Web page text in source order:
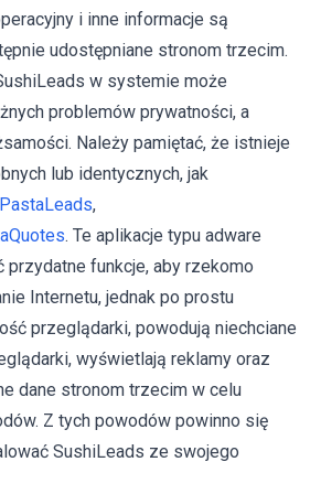
i inne informacje są
udostępniane stronom trzecim.
w systemie może
problemów prywatności, a
Należy pamiętać, że istnieje
lub identycznych, jak
PastaLeads,
. Te aplikacje typu adware
funkcje, aby rzekomo
Internetu, jednak po prostu
przeglądarki, powodują niechciane
wyświetlają reklamy oraz
dane stronom trzecim w celu
Z tych powodów powinno się
SushiLeads ze swojego